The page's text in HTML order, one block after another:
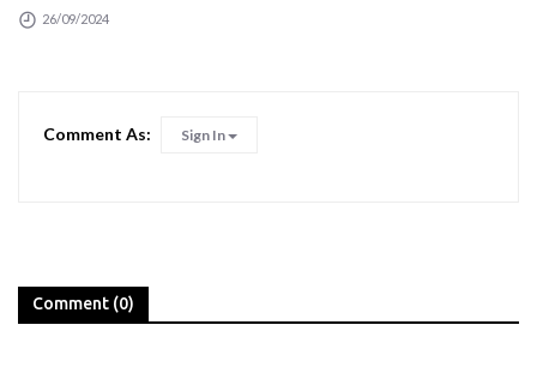
26/09/2024
Comment As: Sign In
Comment (0)